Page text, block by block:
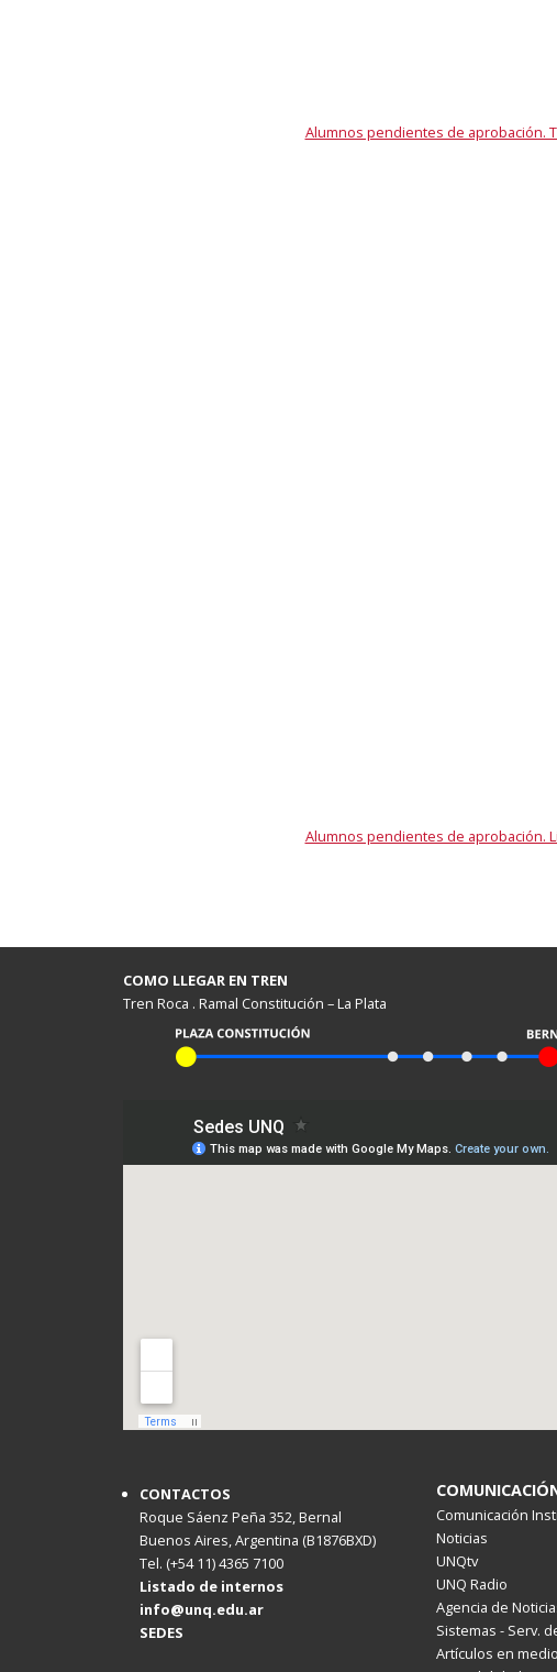
Alumnos pendientes de aprobación.
Alumnos pendientes de aprobación.
COMO LLEGAR EN TREN
Tren Roca . Ramal Constitución – La Plata
CONTACTOS
Roque Sáenz Peña 352, Bernal
Buenos Aires, Argentina (B1876BXD)
Tel. (+54 11) 4365 7100
Listado de internos
info@unq.edu.ar
SEDES
Comunicación
Noticias
UNQtv
UNQ Radio
Agencia de
Sistemas - Serv.
Artículos en